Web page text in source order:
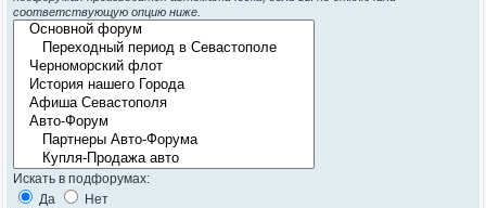
соответствующую опцию ниже.
Искать в подфорумах:
Да
Нет